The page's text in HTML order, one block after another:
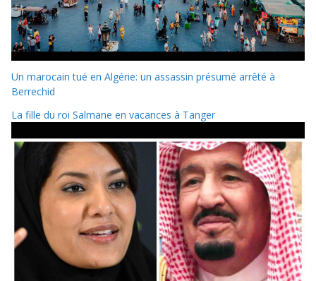
Un marocain tué en Algérie: un assassin présumé arrêté à
Berrechid
La fille du roi Salmane en vacances à Tanger